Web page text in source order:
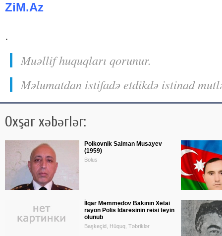
ZiM.Az
.
Muəllif huquqları qorunur.
Məlumatdan istifadə etdikdə istinad
Oxşar xəbərlər:
Polkovnik Salman Musayev
(1959)
Bolus
İlqar Məmmədov Bakının Xətai
rayon Polis İdarəsinin rəisi təyin
olunub
Başkeçid, Hüquq, Təbriklər